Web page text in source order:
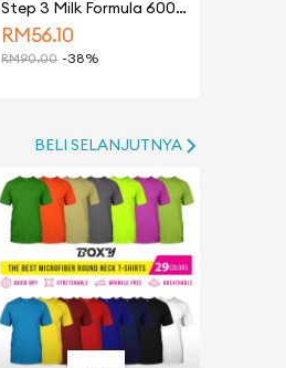
Step 3 Milk Formula 600g
(Growing Up Milk for
RM 56.10
RM90.00 -38%
BELI SELANJUTNYA